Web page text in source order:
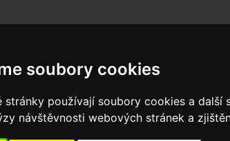
soubory cookies
stránky používají soubory cookies a další
návštěvnosti webových stránek a